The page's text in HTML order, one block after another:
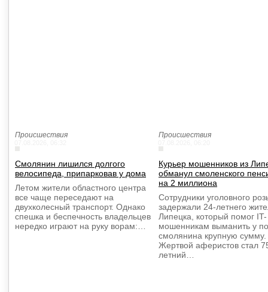
Происшествия
Смолянин лишился долгого
велосипеда, припарковав у дома
Летом жители областного центра
все чаще переседают на
двухколесный транспорт. Однако
спешка и беспечность владельцев
нередко играют на руку ворам:…
Происшествия
Курьер мошенников из
обманул смоленского
на 2 миллиона
Сотрудники уголовного
задержали 24-летнего
Липецка, который помог IT-
мошенникам выманить у
смолянина крупную сумму.
Жертвой аферистов стал
летний…